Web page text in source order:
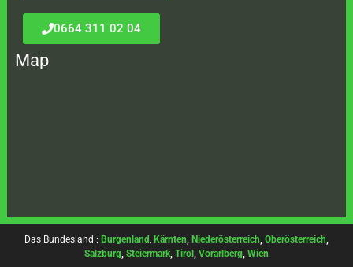
0664 311 02 04
Map
Das Bundesland : Burgenland, Kärnten, Niederösterreich, Oberösterreich,
Salzburg, Steiermark, Tirol , Vorarlberg, Wien